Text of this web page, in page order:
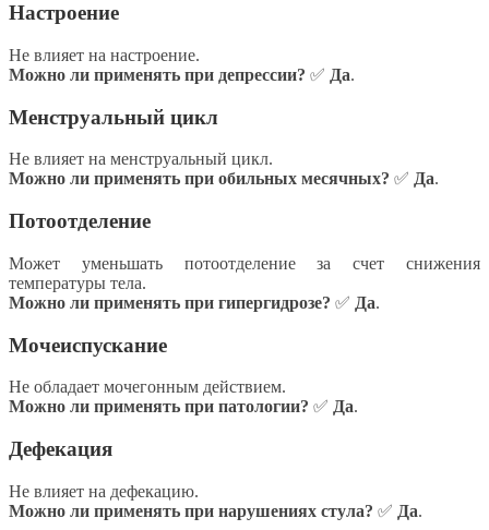
Настроение
Не влияет на настроение.
Можно ли применять при депрессии? ✅ Да.
Менструальный цикл
Не влияет на менструальный цикл.
Можно ли применять при обильных месячных? ✅ Да.
Потоотделение
Может уменьшать потоотделение за счет снижения
температуры тела.
Можно ли применять при гипергидрозе? ✅ Да.
Мочеиспускание
Не обладает мочегонным действием.
Можно ли применять при патологии? ✅ Да.
Дефекация
Не влияет на дефекацию.
Можно ли применять при нарушениях стула? ✅ Да.